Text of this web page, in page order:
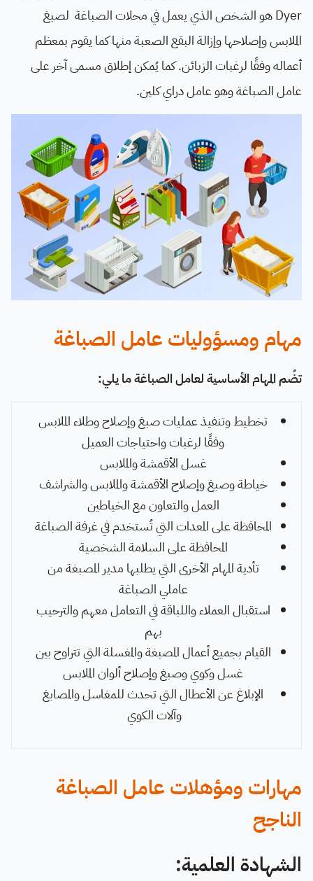
Dyer هو الشخص الذي يعمل في محلات الصباغة لصبغ
الملابس وإصلاحها وإزالة البقع الصعبة منها كما يقوم بمعظم
أعماله وفقًا لرغبات الزبائن. كما يُمكن إطلاق مسمى آخر على
عامل الصباغة وهو عامل دراي كلين.
مهام ومسؤوليات عامل الصباغة
تضُم المهام الأساسية لعامل الصباغة ما يلي:
تخطيط وتنفيذ عمليات صبغ وإصلاح وطلاء الملابس
وفقًا لرغبات واحتياجات العميل
غسل الأقمشة والملابس
خياطة وصبغ وإصلاح الأقمشة والملابس والشراشف
العمل والتعاون مع الخياطين
المحافظة على المعدات التي تُستخدم في غرفة الصباغة
المحافظة على السلامة الشخصية
تأدية المهام الأخرى التي يطلبها مدير المصبغة من
عاملي الصباغة
استقبال العملاء واللباقة في التعامل معهم والترحيب
بهم
القيام بجميع أعمال المصبغة والمغسلة التي تتراوح بين
غسل وكوي وصبغ وإصلاح ألوان الملابس
الإبلاغ عن الأعطال التي تحدث للمغاسل والمصابغ
وآلات الكوي
مهارات ومؤهلات عامل الصباغة
الناجح
الشهادة العلمية: